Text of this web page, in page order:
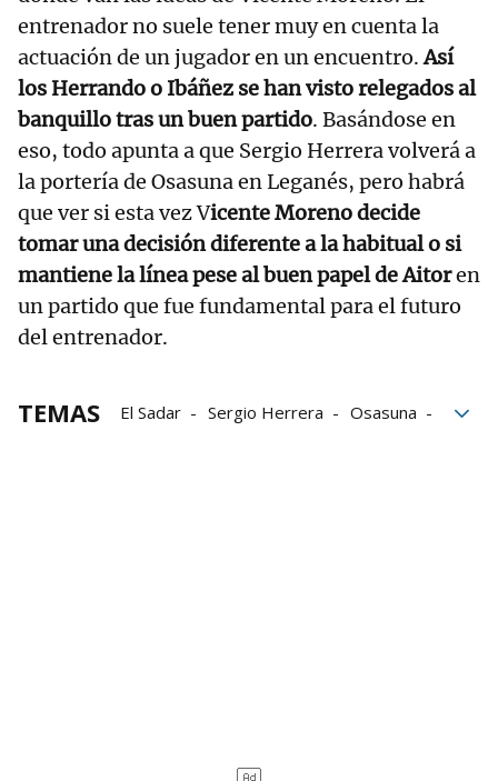
entrenador no suele tener muy en cuenta la
actuación de un jugador en un encuentro.Así
los Herrando o Ibáñez se han visto relegados al
banquillo tras un buen partido. Basándose en
eso, todo apunta a que Sergio Herrera volverá a
la portería de Osasuna en Leganés, pero habrá
que ver si esta vez Vicente Moreno decide
tomar una decisión diferente a la habitual o si
mantiene la línea pese al buen papel de Aitoren
un partido que fue fundamental para el futuro
del entrenador.
TEMAS El Sadar Sergio Herrera
Osasuna